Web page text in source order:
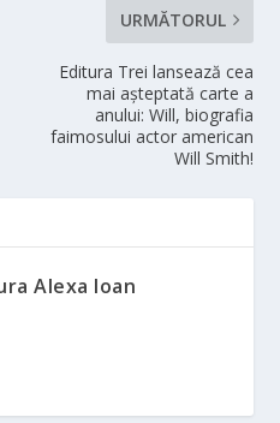
URMĂTORUL
Editura Trei lansează cea
mai așteptată carte a
anului: Will, biografia
faimosului actor american
Will Smith!
Alexa Ioan